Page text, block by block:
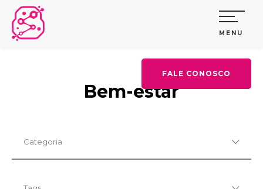
MENU
FALE CONOSCO
Bem-estar